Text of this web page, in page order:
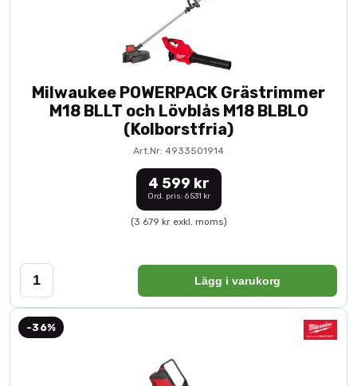
Milwaukee POWERPACK Grästrimmer
M18 BLLT och Lövblås M18 BLBLO
(Kolborstfria)
Art.Nr: 4933501914
4 599 kr
Ord. pris: 6 531 kr
(3 679 kr exkl. moms)
Lägg i varukorg
-36%